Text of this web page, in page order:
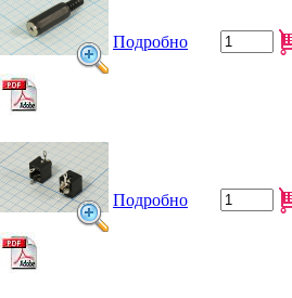
Подробно
Подробно